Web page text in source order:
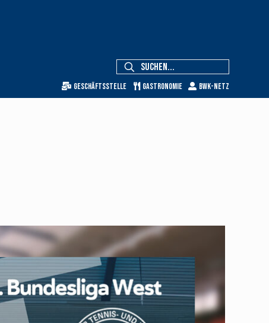
Geschäftsstelle Gastronomie BWK-Netz